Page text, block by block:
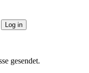
Log in
gesendet.